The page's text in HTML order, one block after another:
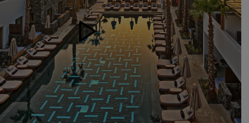
ξενοδοχεία αεροδρομίου
Νέα και επερχόμενα
Συναντήσεις και
Ανακαλύψτε το Radisson
Meetings